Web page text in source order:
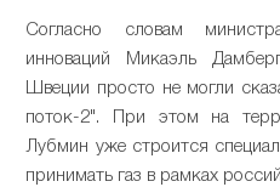
Согласно словам
инноваций Микаэль
Швеции просто не могли
поток-2". При этом на
Лубмин уже строится
принимать газ в рамках